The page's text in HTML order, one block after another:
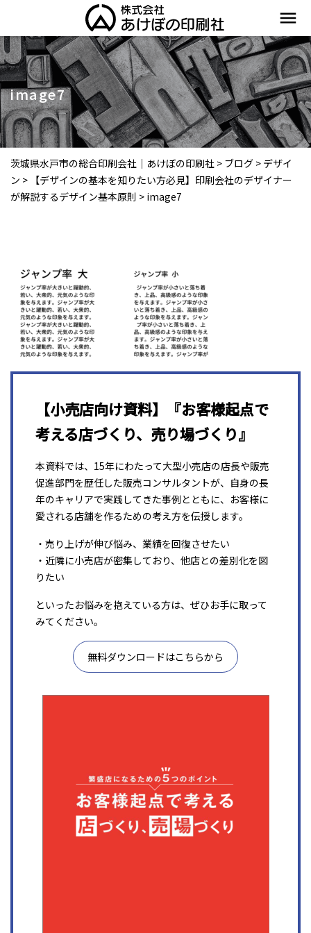
menu
image7
茨城県水戸市の総合印刷会社｜あけぼの印刷社 > ブログ > デザイ
ン > 【デザインの基本を知りたい方必見】印刷会社のデザイナー
が解説するデザイン基本原則 > image7
【小売店向け資料】『お客様起点で
考える店づくり、売り場づくり』
本資料では、15年にわたって大型小売店の店長や販売
促進部門を歴任した販売コンサルタントが、自身の長
年のキャリアで実践してきた事例とともに、お客様に
愛される店舗を作るための考え方を伝授します。
・売り上げが伸び悩み、業績を回復させたい
・近隣に小売店が密集しており、他店との差別化を図
りたい
といったお悩みを抱えている方は、ぜひお手に取って
みてください。
無料ダウンロードはこちらから